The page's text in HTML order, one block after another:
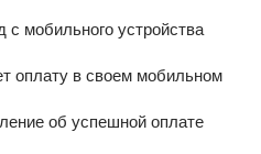
с мобильного устройства
оплату в своем мобильном
об успешной оплате